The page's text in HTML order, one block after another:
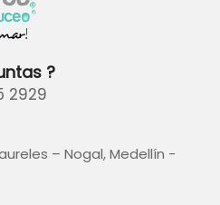
?
2929
– Nogal, Medellín -